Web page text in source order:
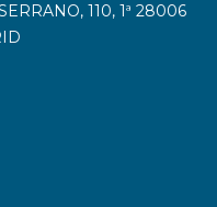
110, 1ª 28006